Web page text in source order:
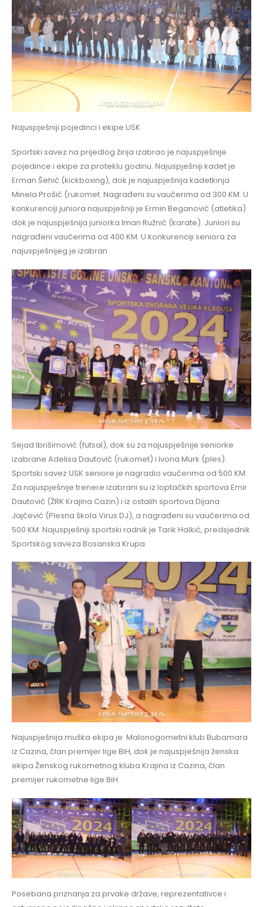
Najuspješniji pojedinci i ekipe USK
Sportski savez na prijedlog žirija izabrao je najuspješnije
pojedince i ekipe za proteklu godinu. Najuspješniji kadet je
Erman Šehić (kickboxing), dok je najuspješnija kadetkinja
Minela Prošić (rukomet. Nagrađeni su vaučerima od 300 KM. U
konkurenciji juniora najuspješniji je Ermin Beganović (atletika)
dok je najuspješnija juniorka Iman Ružnić (karate). Juniori su
nagrađeni vaučerima od 400 KM. U konkurenciji seniora za
najuspješnijeg je izabran
Sejad Ibrišimović (futsal), dok su za najuspješnije seniorke
izabrane Adelisa Dautović (rukomet) i Ivona Murk (ples).
Sportski savez USK seniore je nagradio vaučerima od 500 KM.
Za najuspješnije trenere izabrani su iz loptačkih sportova Emir
Dautović (ŽRK Krajina Cazin) i iz ostalih sportova Dijana
Jajčević (Plesna škola Virus DJ), a nagrađeni su vaučerima od
500 KM. Najuspješniji sportski radnik je Tarik Halkić, predsjednik
Sportskog saveza Bosanska Krupa.
Najuspješnija muška ekipa je Malonogometni klub Bubamara
iz Cazina, član premijer lige BiH, dok je najuspješnija ženska
ekipa Ženskog rukometnog kluba Krajina iz Cazina, član
premijer rukometne lige BiH.
Posebana priznanja za prvake države, reprezentativce i